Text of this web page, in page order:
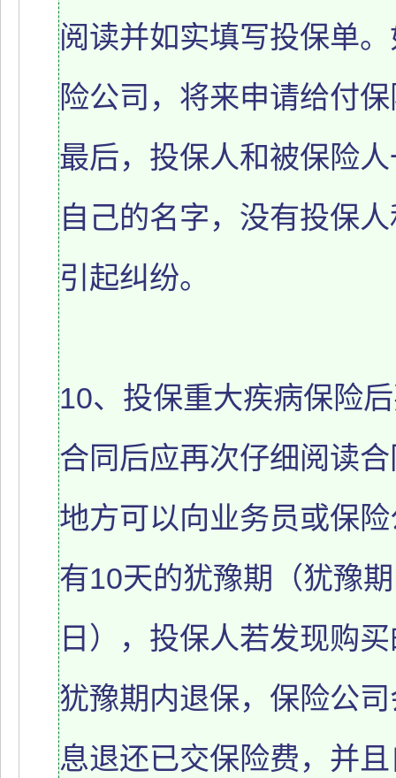
阅读并如实填写投保单
险公司，将来申请给付
最后，投保人和被保险
自己的名字，没有投保
引起纠纷。
10、投保重大疾病保险
合同后应再次仔细阅读
地方可以向业务员或保
有10天的犹豫期（犹豫
日），投保人若发现购
犹豫期内退保，保险公
息退还已交保险费，并